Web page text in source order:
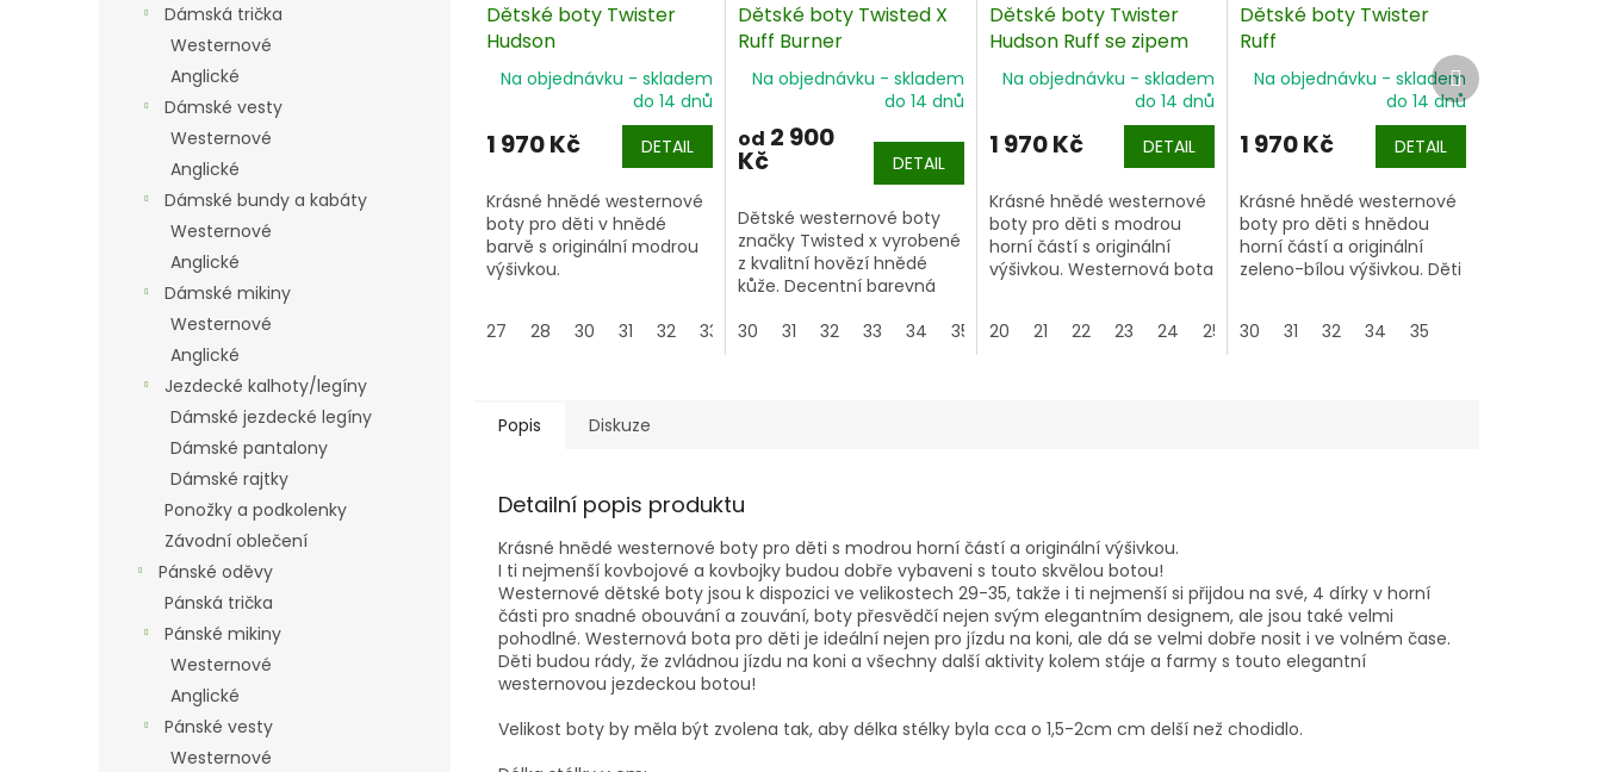
Dámská trička
Westernové
Anglické
Dámské vesty
Westernové
Anglické
Dámské bundy a kabáty
Westernové
Anglické
Dámské mikiny
Westernové
Anglické
Jezdecké kalhoty/legíny
Dámské jezdecké legíny
Dámské pantalony
Dámské rajtky
Ponožky a podkolenky
Závodní oblečení
Pánské oděvy
Pánská trička
Pánské mikiny
Westernové
Anglické
Pánské vesty
Westernové
Dětské boty Twister
Hudson
Na objednávku - skladem
do 14 dnů
1 970 Kč DETAIL
Krásné hnědé westernové
boty pro děti v hnědé
barvě s originální modrou
výšivkou.
vybaveni s touto skvělou
27 28 30 31 32 33 34 35
Dětské boty Twisted X
Ruff Burner
Na objednávku - skladem
do 14 dnů
od 2 900
Kč DETAIL
Dětské westernové boty
značky Twisted x vyrobené
z kvalitní hovězí hnědé
kůže. Decentní barevná
westernovým botám pro
30 31 32 33 34 35 36 37 38
Dětské boty Twister
Hudson Ruff se zipem
Na objednávku - skladem
do 14 dnů
1 970 Kč DETAIL
Krásné hnědé westernové
boty pro děti s modrou
horní částí s originální
výšivkou. Westernová bota
zouvání.
20 21 22 23 24 25 26 27 28
Dětské boty Twister
Ruff
Na objednávku - skladem
do 14 dnů
1 970 Kč DETAIL
Krásné hnědé westernové
boty pro děti s hnědou
horní částí a originální
zeleno-bílou výšivkou. Děti
další aktivity kolem stáje a
30 31 32 34 35
Další
produkt
Popis Diskuze
Detailní popis produktu
Krásné hnědé westernové boty pro děti s modrou horní částí a originální výšivkou.
I ti nejmenší kovbojové a kovbojky budou dobře vybaveni s touto skvělou botou!
Westernové dětské boty jsou k dispozici ve velikostech 29-35, takže i ti nejmenší si přijdou na své, 4 dírky v horní
části pro snadné obouvání a zouvání, boty přesvědčí nejen svým elegantním designem, ale jsou také velmi
pohodlné. Westernová bota pro děti je ideální nejen pro jízdu na koni, ale dá se velmi dobře nosit i ve volném čase.
Děti budou rády, že zvládnou jízdu na koni a všechny další aktivity kolem stáje a farmy s touto elegantní
westernovou jezdeckou botou!
Velikost boty by měla být zvolena tak, aby délka stélky byla cca o 1,5-2cm cm delší než chodidlo.